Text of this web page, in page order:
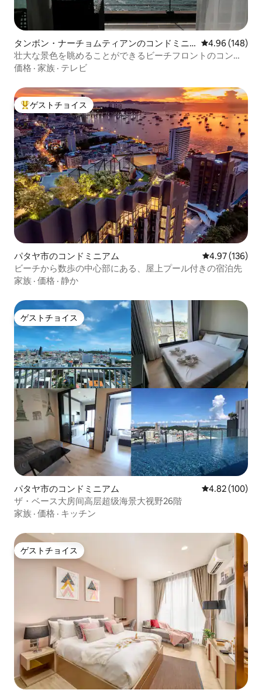
タンボン・ナーチョムティアンのコンドミニ
アム
レビュー148
4.96 (148)
壮大な景色を眺めることができるビーチフロントのコンド
ミニアム
価格 · 家族 · テレビ
大好評のゲストチョイスです。
ゲストチョイス
パタヤ市のコンドミニアム レビュー136
4.97 (136)
ビーチから数歩の中心部にある、屋上プール付きの宿泊先
家族 · 価格 · 静か
ゲストチョイス
ゲストチョイス
パタヤ市のコンドミニアム レビュー100
4.82 (100)
ザ・ベース大房间高层超级海景大视野26階
家族 · 価格 · キッチン
ゲストチョイス
ゲストチョイス